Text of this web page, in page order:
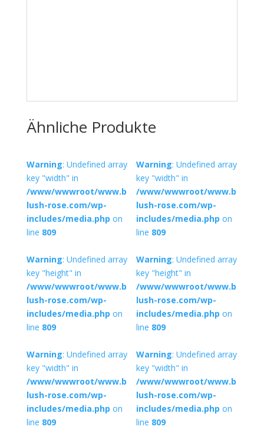
Ähnliche Produkte
Warning: Undefined array
key "width" in
/www/wwwroot/www.b
lush-rose.com/wp-
includes/media.php on
line 809
Warning: Undefined array
key "height" in
/www/wwwroot/www.b
lush-rose.com/wp-
includes/media.php on
line 809
Warning: Undefined array
key "width" in
/www/wwwroot/www.b
lush-rose.com/wp-
includes/media.php on
line 809
Warning: Undefined array
key "width" in
/www/wwwroot/www.b
lush-rose.com/wp-
includes/media.php on
line 809
Warning: Undefined array
key "height" in
/www/wwwroot/www.b
lush-rose.com/wp-
includes/media.php on
line 809
Warning: Undefined array
key "width" in
/www/wwwroot/www.b
lush-rose.com/wp-
includes/media.php on
line 809